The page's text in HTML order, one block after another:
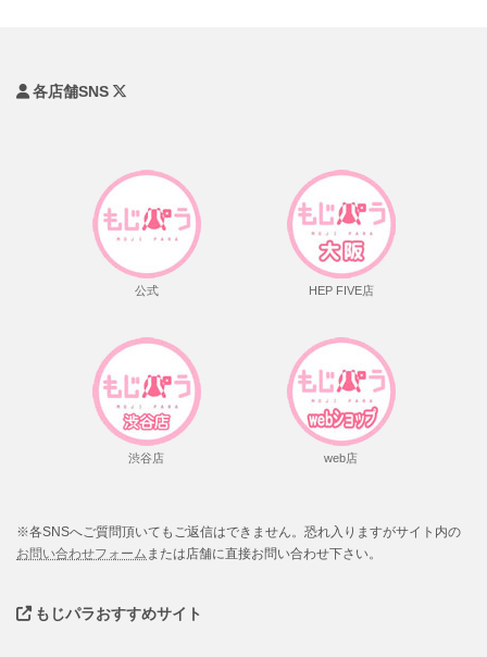
各店舗SNS
公式 HEP FIVE店
渋谷店 web店
※各SNSへご質問頂いてもご返信はできません。恐れ入りますがサイト内の
お問い合わせフォーム または店舗に直接お問い合わせ下さい。
もじパラおすすめサイト